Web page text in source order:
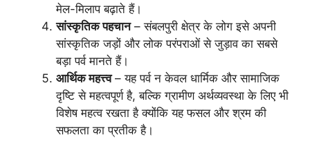
मेल-मिलाप बढ़ाते हैं।
सांस्कृतिक पहचान– संबलपुरी क्षेत्र के लोग इसे अपनी
सांस्कृतिक जड़ों और लोक परंपराओं से जुड़ाव का सबसे
बड़ा पर्व मानते हैं।
आर्थिक महत्त्व– यह पर्व न केवल धार्मिक और सामाजिक
दृष्टि से महत्वपूर्ण है, बल्कि ग्रामीण अर्थव्यवस्था के लिए भी
विशेष महत्व रखता है क्योंकि यह फसल और श्रम की
सफलता का प्रतीक है।